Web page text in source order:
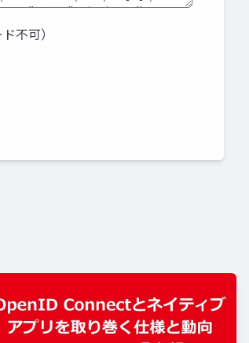
不可）